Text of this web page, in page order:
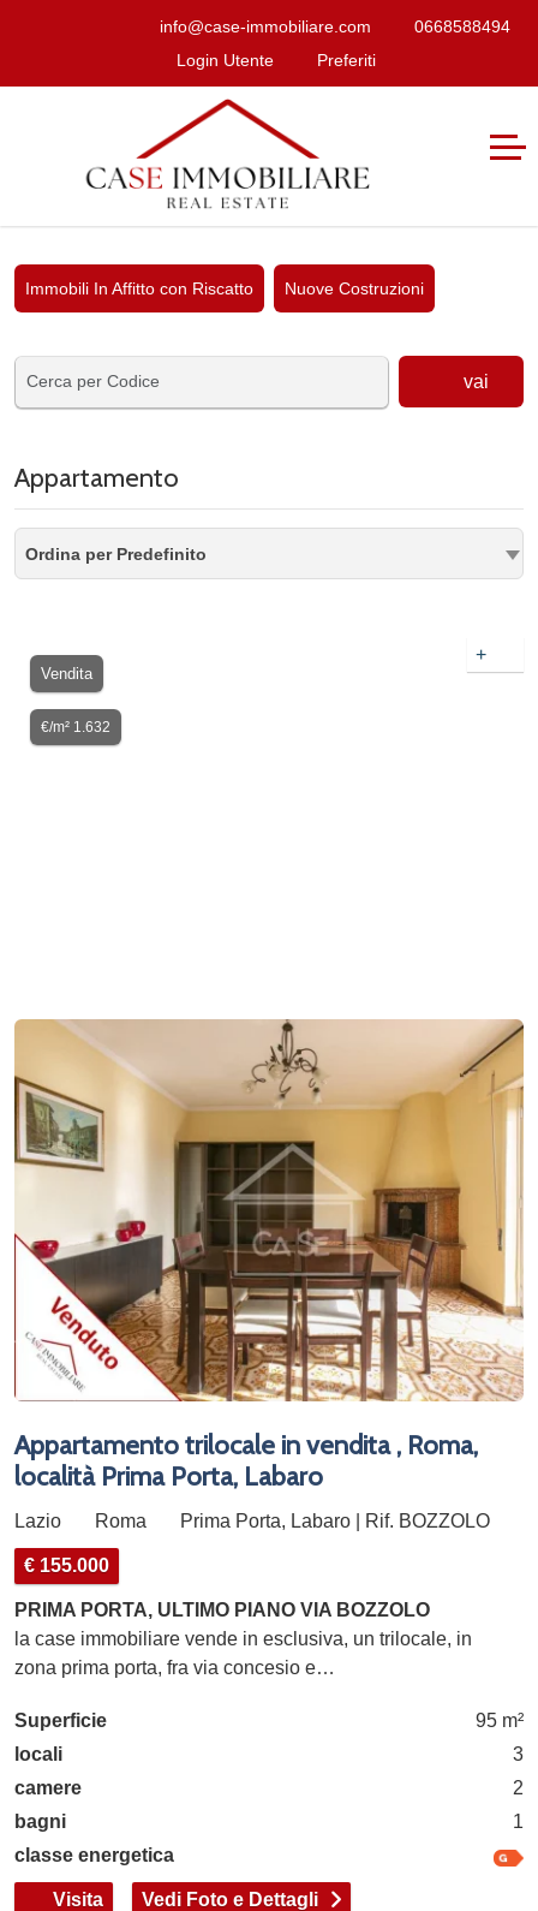
info@case-immobiliare.com
0668588494
Login Utente
Preferiti
Immobili In Affitto con Riscatto Nuove Costruzioni
vai
Appartamento
Ordina per Predefinito
Vendita
€/m² 1.632
+
Appartamento trilocale in vendita , Roma,
località Prima Porta, Labaro
Lazio Roma Prima Porta, Labaro | Rif. BOZZOLO
€ 155.000
PRIMA PORTA, ULTIMO PIANO VIA BOZZOLO
la case immobiliare vende in esclusiva, un trilocale, in
zona prima porta, fra via concesio e…
Superficie
95 m²
locali
3
camere
2
bagni
1
classe energetica
Visita Vedi Foto e Dettagli